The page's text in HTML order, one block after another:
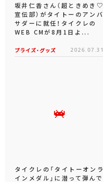
坂井仁香さん（超ときめき♡
宣伝部）がタイトーのアンバ
サダーに就任！タイクレの
WEB CMが8月1日よ...
プライズ・グッズ 2026.07.31
タイクレの「タイトーオンラ
インメダル」に潜って弾んで